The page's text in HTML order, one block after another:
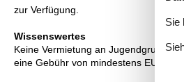
zur Verfügung.
Wissenswertes
Keine Vermietung an
eine Gebühr von mindestens EUR
Sie